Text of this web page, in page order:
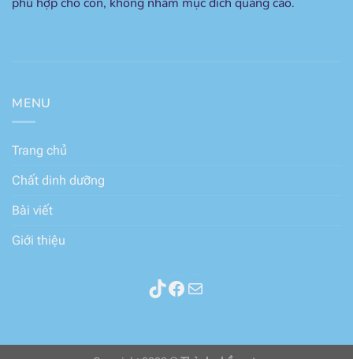
MENU
Trang chủ
Chất dinh dưỡng
Bài viết
Giới thiệu
Thành phần sữaFacebook